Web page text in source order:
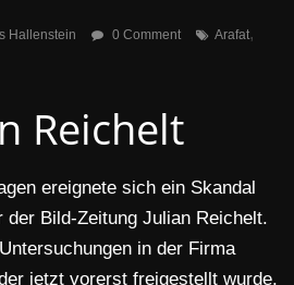
Hallenstein 0 Comment Arafat,
Reichelt
ereignete sich ein Skandal
der Bild-Zeitung Julian Reichelt.
in der Firma
jetzt vorerst freigestellt wurde.